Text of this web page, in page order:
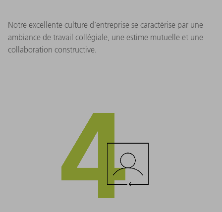
Notre excellente culture d'entreprise se caractérise par une
ambiance de travail collégiale, une estime mutuelle et une
collaboration constructive.